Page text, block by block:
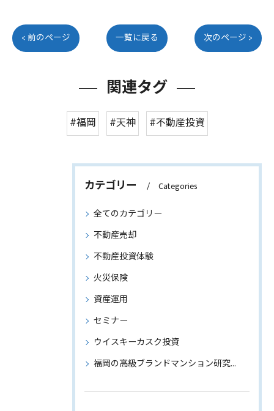
< 前のページ 一覧に戻る 次のページ >
関連タグ
#福岡 #天神 #不動産投資
カテゴリー Categories
全てのカテゴリー
不動産売却
不動産投資体験
火災保険
資産運用
セミナー
ウイスキーカスク投資
福岡の高級ブランドマンション研究～物件情報もご紹介～